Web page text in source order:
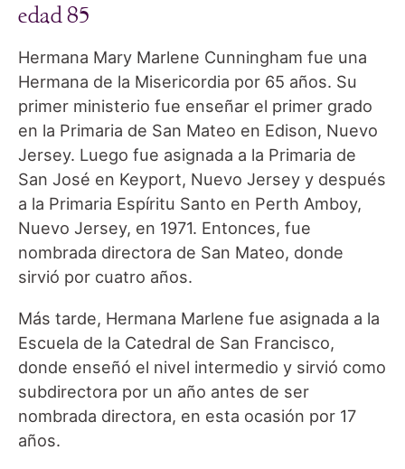
edad 85
Hermana Mary Marlene Cunningham fue una
Hermana de la Misericordia por 65 años. Su
primer ministerio fue enseñar el primer grado
en la Primaria de San Mateo en Edison, Nuevo
Jersey. Luego fue asignada a la Primaria de
San José en Keyport, Nuevo Jersey y después
a la Primaria Espíritu Santo en Perth Amboy,
Nuevo Jersey, en 1971. Entonces, fue
nombrada directora de San Mateo, donde
sirvió por cuatro años.
Más tarde, Hermana Marlene fue asignada a la
Escuela de la Catedral de San Francisco,
donde enseñó el nivel intermedio y sirvió como
subdirectora por un año antes de ser
nombrada directora, en esta ocasión por 17
años.